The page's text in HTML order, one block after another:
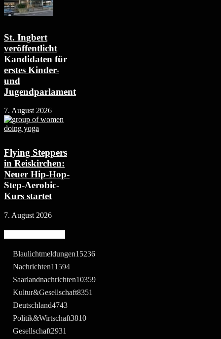
St. Ingbert
veröffentlicht
Kandidaten für
erstes Kinder-
und
Jugendparlament
7. August 2026
Flying Steppers
in Reiskirchen:
Neuer Hip-Hop-
Step-Aerobic-
Kurs startet
7. August 2026
Blaulichtmeldungen15236
Nachrichten11594
Saarlandnachrichten10359
Kultur&Gesellschaft8351
Deutschland4743
Politik&Wirtschaft3810
Gesellschaft2931